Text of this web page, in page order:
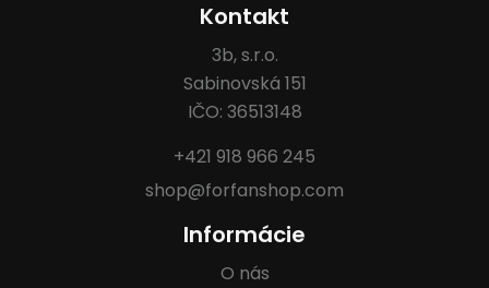
Kontakt
3b, s.r.o.
Sabinovská 151
IČO: 36513148
+421 918 966 245
shop@forfanshop.com
Informácie
O nás